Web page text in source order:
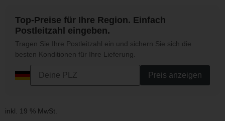
Top-Preise für Ihre Region. Einfach
Postleitzahl eingeben.
Tragen Sie Ihre Postleitzahl ein und sichern Sie sich die
besten Konditionen für Ihre Lieferung.
Preis anzeigen
inkl. 19 % MwSt.